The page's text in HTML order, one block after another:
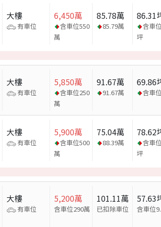
大樓
有車位
6,450萬
含車位550
萬
85.78萬
85.79萬
86.31
含車
坪
大樓
有車位
5,850萬
含車位250
萬
91.67萬
91.67萬
69.86
含車位
大樓
有車位
5,900萬
含車位500
萬
75.04萬
88.39萬
78.62
含車
坪
大樓
有車位
5,200萬
含車位290萬
101.11萬
已扣除車位
57.63
含車位